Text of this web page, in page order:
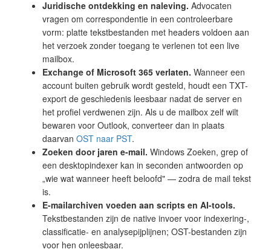
Juridische ontdekking en naleving. Advocaten
vragen om correspondentie in een controleerbare
vorm: platte tekstbestanden met headers voldoen aan
het verzoek zonder toegang te verlenen tot een live
mailbox.
Exchange of Microsoft 365 verlaten. Wanneer een
account buiten gebruik wordt gesteld, houdt een TXT-
export de geschiedenis leesbaar nadat de server en
het profiel verdwenen zijn. Als u de mailbox zelf wilt
bewaren voor Outlook, converteer dan in plaats
daarvan OST naar PST.
Zoeken door jaren e-mail. Windows Zoeken, grep of
een desktopindexer kan in seconden antwoorden op
„wie wat wanneer heeft beloofd" — zodra de mail tekst
is.
E-mailarchiven voeden aan scripts en AI-tools.
Tekstbestanden zijn de native invoer voor indexering-,
classificatie- en analysepijplijnen; OST-bestanden zijn
voor hen onleesbaar.